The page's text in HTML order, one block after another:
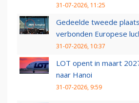
31-07-2026, 11:25
Gedeelde tweede
verbonden Europese
31-07-2026, 10:37
LOT opent in maart
naar Hanoi
31-07-2026, 9:59